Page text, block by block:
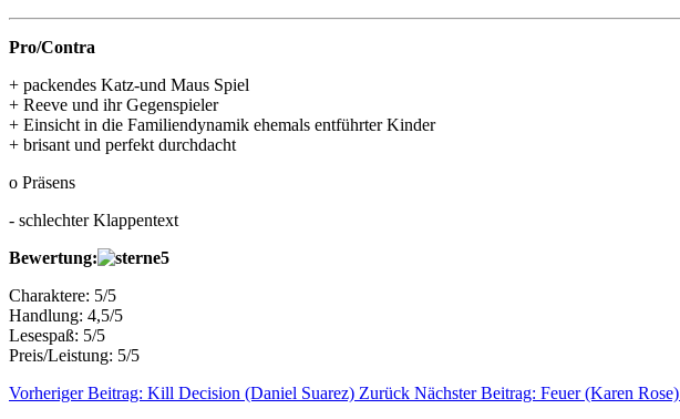
Pro/Contra
+ packendes Katz-und Maus Spiel
+ Reeve und ihr Gegenspieler
+ Einsicht in die Familiendynamik ehemals entführter Kinder
+ brisant und perfekt durchdacht
o Präsens
- schlechter Klappentext
Bewertung:
Charaktere: 5/5
Handlung: 4,5/5
Lesespaß: 5/5
Preis/Leistung: 5/5
Vorheriger Beitrag: Kill Decision (Daniel Suarez) Zurück Nächster Beitrag: Feuer (Karen Rose)